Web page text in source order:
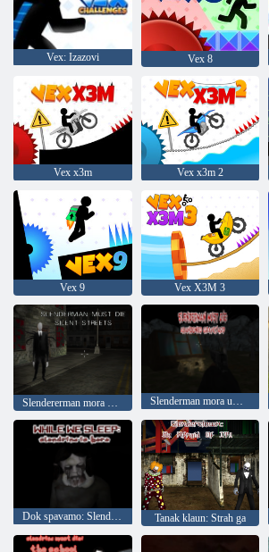
Vex: Izazovi Vex 8
Vex x3m Vex x3m 2
Vex 9 Vex X3M 3
Slenderman mora umrijeti: napušteno groblje
Dok spavamo: Slenderina je ovdje Tanak klaun: Strah ga